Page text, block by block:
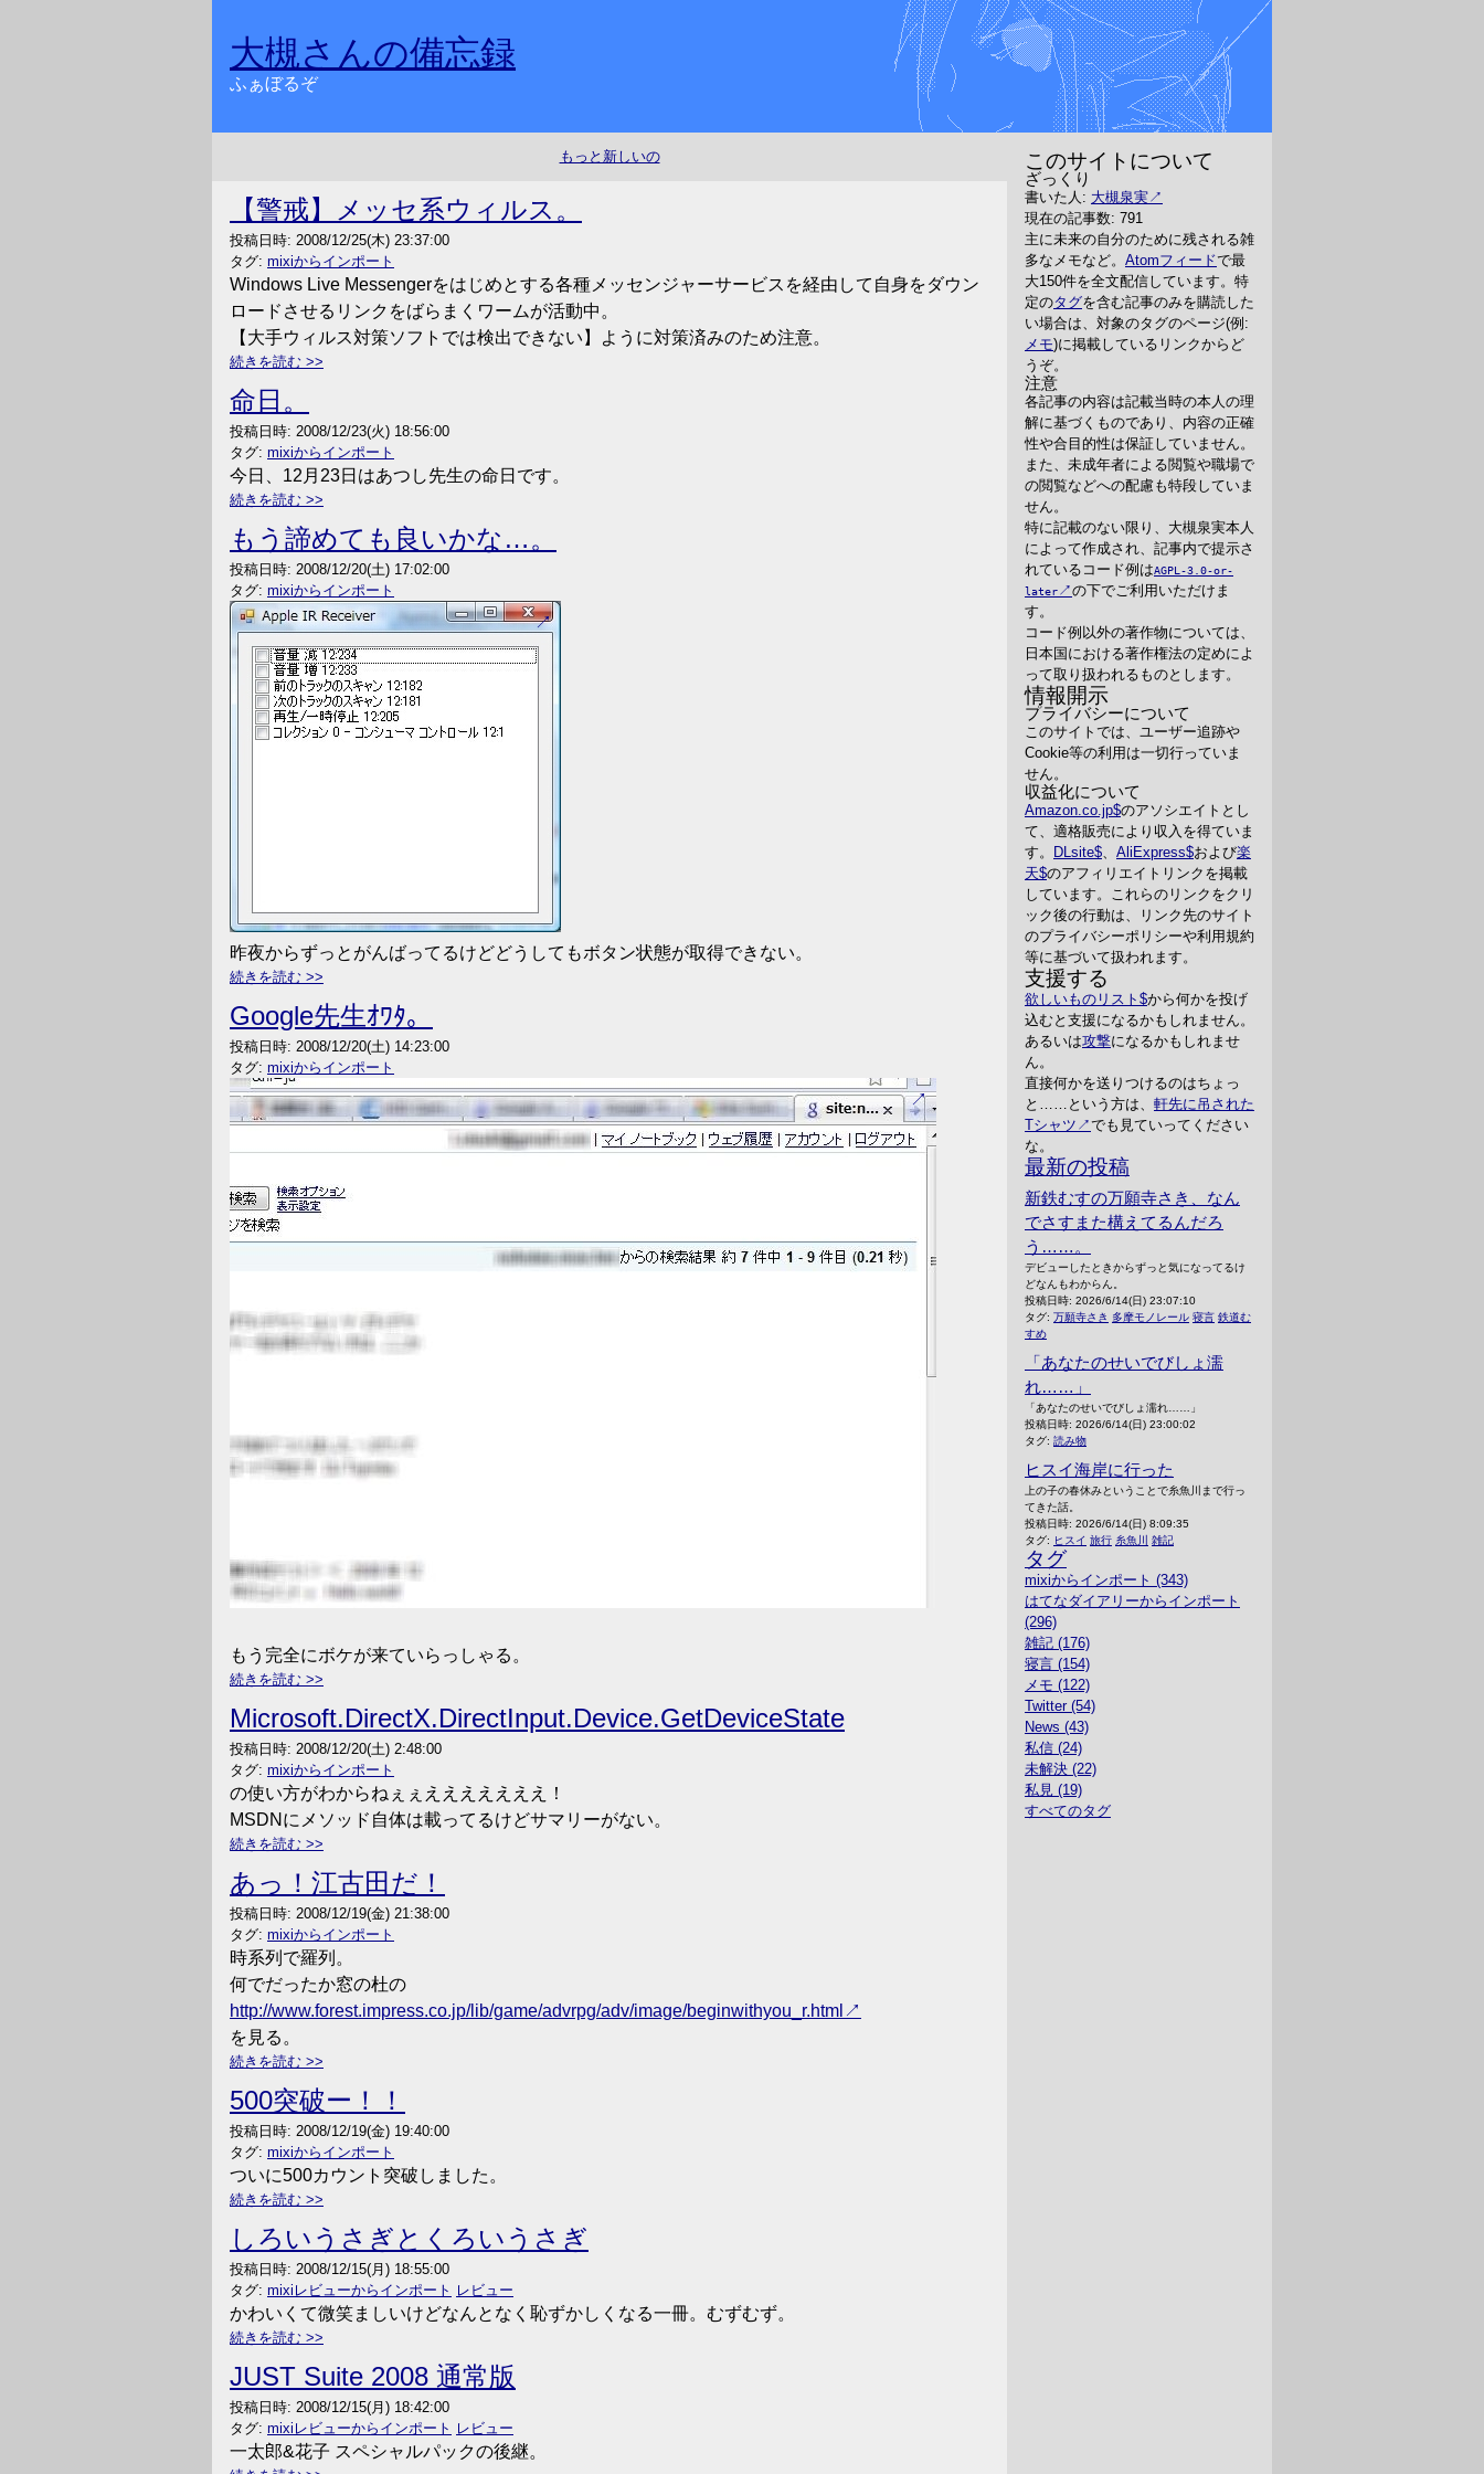
大槻さんの備忘録
ふぁぼるぞ
もっと新しいの
【警戒】メッセ系ウィルス。
投稿日時: 2008/12/25(木) 23:37:00
タグ: mixiからインポート
Windows Live Messengerをはじめとする各種メッセンジャーサービスを経由して自身をダウン
ロードさせるリンクをばらまくワームが活動中。
【大手ウィルス対策ソフトでは検出できない】ように対策済みのため注意。
続きを読む
命日。
投稿日時: 2008/12/23(火) 18:56:00
タグ: mixiからインポート
今日、12月23日はあつし先生の命日です。
続きを読む
もう諦めても良いかな…。
投稿日時: 2008/12/20(土) 17:02:00
タグ: mixiからインポート
昨夜からずっとがんばってるけどどうしてもボタン状態が取得できない。
続きを読む
Google先生ｵﾜﾀ。
投稿日時: 2008/12/20(土) 14:23:00
タグ: mixiからインポート
もう完全にボケが来ていらっしゃる。
続きを読む
Microsoft.DirectX.DirectInput.Device.GetDeviceState
投稿日時: 2008/12/20(土) 2:48:00
タグ: mixiからインポート
の使い方がわからねぇぇえええええええ！
MSDNにメソッド自体は載ってるけどサマリーがない。
続きを読む
あっ！江古田だ！
投稿日時: 2008/12/19(金) 21:38:00
タグ: mixiからインポート
時系列で羅列。
何でだったか窓の杜の
http://www.forest.impress.co.jp/lib/game/advrpg/adv/image/beginwithyou_r.html
を見る。
続きを読む
500突破ー！！
投稿日時: 2008/12/19(金) 19:40:00
タグ: mixiからインポート
ついに500カウント突破しました。
続きを読む
しろいうさぎとくろいうさぎ
投稿日時: 2008/12/15(月) 18:55:00
タグ: mixiレビューからインポート レビュー
かわいくて微笑ましいけどなんとなく恥ずかしくなる一冊。むずむず。
続きを読む
JUST Suite 2008 通常版
投稿日時: 2008/12/15(月) 18:42:00
タグ: mixiレビューからインポート レビュー
一太郎&花子 スペシャルパックの後継。
このサイトについて
ざっくり
書いた人: 大槻泉実
現在の記事数: 791
主に未来の自分のために残される雑
多なメモなど。 Atomフィードで最
大150件を全文配信しています。特
定のタグを含む記事のみを購読した
い場合は、対象のタグのページ(例:
メモ)に掲載しているリンクからど
うぞ。
注意
各記事の内容は記載当時の本人の理
解に基づくものであり、内容の正確
性や合目的性は保証していません。
また、未成年者による閲覧や職場で
の閲覧などへの配慮も特段していま
せん。
特に記載のない限り、大槻泉実本人
によって作成され、記事内で提示さ
れているコード例はAGPL-3.0-or-
later
の下でご利用いただけま
す。
コード例以外の著作物については、
日本国における著作権法の定めによ
って取り扱われるものとします。
情報開示
プライバシーについて
このサイトでは、ユーザー追跡や
Cookie等の利用は一切行っていま
せん。
収益化について
Amazon.co.jp のアソシエイトとし
て、適格販売により収入を得ていま
す。
DLsite 、 AliExpress および楽
天 のアフィリエイトリンクを掲載
しています。これらのリンクをクリ
ック後の行動は、リンク先のサイト
のプライバシーポリシーや利用規約
等に基づいて扱われます。
支援する
欲しいものリスト
から何かを投げ
込むと支援になるかもしれません。
あるいは攻撃になるかもしれませ
ん。
直接何かを送りつけるのはちょっ
と……という方は、 軒先に吊された
Tシャツ
でも見ていってください
な。
最新の投稿
新鉄むすの万願寺さき、なん
でさすまた構えてるんだろ
う……。
デビューしたときからずっと気になってるけ
どなんもわからん。
投稿日時: 2026/6/14(日) 23:07:10
タグ: 万願寺さき 多摩モノレール 寝言 鉄道む
すめ
「あなたのせいでびしょ濡
れ……」
「あなたのせいでびしょ濡れ……」
投稿日時: 2026/6/14(日) 23:00:02
タグ: 読み物
ヒスイ海岸に行った
上の子の春休みということで糸魚川まで行っ
てきた話。
投稿日時: 2026/6/14(日) 8:09:35
タグ: ヒスイ 旅行 糸魚川 雑記
タグ
mixiからインポート (343)
はてなダイアリーからインポート
(296)
雑記 (176)
寝言 (154)
メモ (122)
Twitter (54)
News (43)
私信 (24)
未解決 (22)
私見 (19)
すべてのタグ